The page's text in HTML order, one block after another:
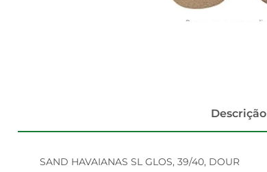
Descrição
SAND HAVAIANAS SL GLOS, 39/40, DOUR